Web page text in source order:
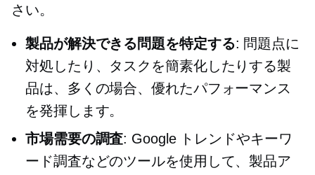
さい。
製品が解決できる問題を特定する: 問題点に
対処したり、タスクを簡素化したりする製
品は、多くの場合、優れたパフォーマンス
を発揮します。
市場需要の調査: Google トレンドやキーワ
ード調査などのツールを使用して、製品ア